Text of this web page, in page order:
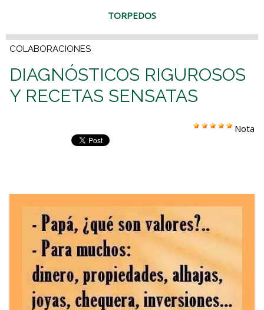
TORPEDOS
COLABORACIONES
DIAGNÓSTICOS RIGUROSOS
Y RECETAS SENSATAS
Nota